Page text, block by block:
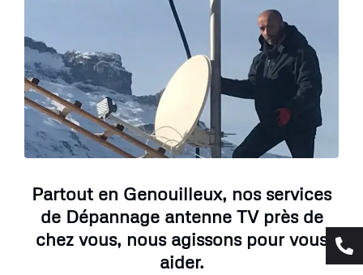
Partout en Genouilleux, nos services
de Dépannage antenne TV près de
chez vous, nous agissons pour vous
aider.